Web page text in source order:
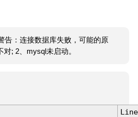
告：连接数据库失败，可能的原
; 2、mysql未启动。
Line